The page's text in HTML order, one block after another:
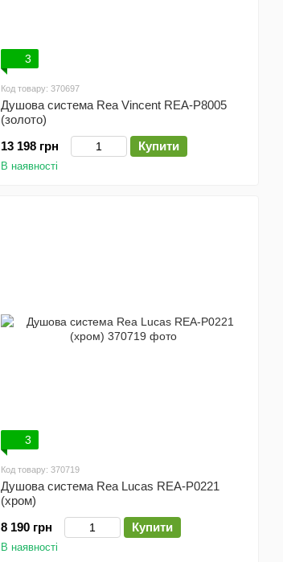
3
Код товару: 370697
Душова система Rea Vincent REA-P8005
(золото)
13 198 грн
Купити
В наявності
3
Код товару: 370719
Душова система Rea Lucas REA-P0221
(хром)
8 190 грн
Купити
В наявності